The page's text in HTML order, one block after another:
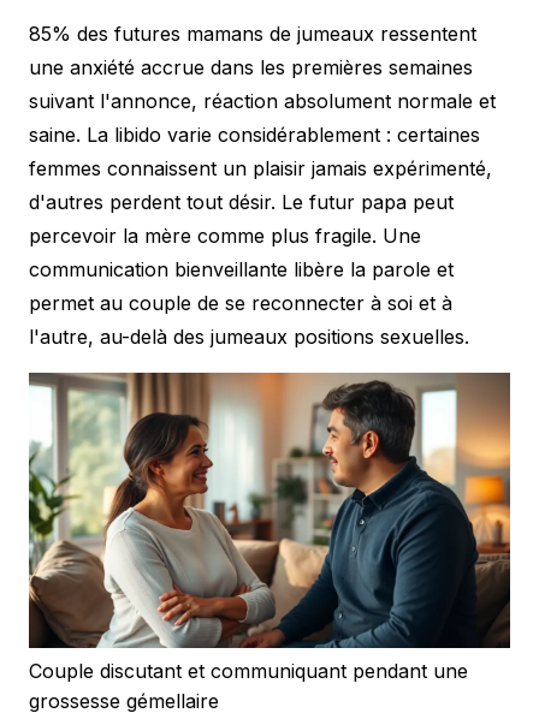
85% des futures mamans de jumeaux ressentent
une anxiété accrue dans les premières semaines
suivant l'annonce, réaction absolument normale et
saine. La libido varie considérablement : certaines
femmes connaissent un plaisir jamais expérimenté,
d'autres perdent tout désir. Le futur papa peut
percevoir la mère comme plus fragile. Une
communication bienveillante libère la parole et
permet au couple de se reconnecter à soi et à
l'autre, au-delà des jumeaux positions sexuelles.
Couple discutant et communiquant pendant une
grossesse gémellaire